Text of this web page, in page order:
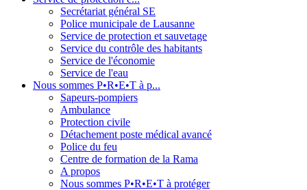
Secrétariat général SE
Police municipale de Lausanne
Service de protection et sauvetage
Service du contrôle des habitants
Service de l'économie
Service de l'eau
Nous sommes P•R•E•T à p...
Sapeurs-pompiers
Ambulance
Protection civile
Détachement poste médical avancé
Police du feu
Centre de formation de la Rama
A propos
Nous sommes P•R•E•T à protéger